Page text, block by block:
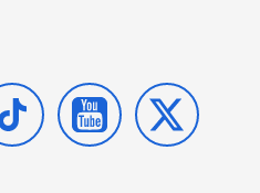
YOUTUBE
X